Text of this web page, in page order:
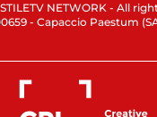
NETWORK - All
- Capaccio Paestum